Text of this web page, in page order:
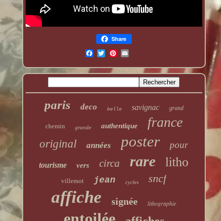
Share
paris deco belle savignac grand
chemin grande authentique france
original années poster pour
tourisme vers circa rare litho
villemot jean cycles sncf
affiche signée lithographie